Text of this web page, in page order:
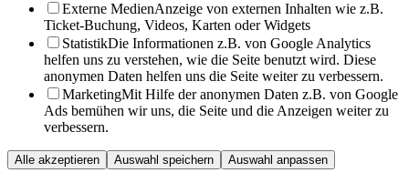
Externe MedienAnzeige von externen Inhalten wie z.B.
Ticket-Buchung, Videos, Karten oder Widgets
StatistikDie Informationen z.B. von Google Analytics
helfen uns zu verstehen, wie die Seite benutzt wird. Diese
anonymen Daten helfen uns die Seite weiter zu verbessern.
MarketingMit Hilfe der anonymen Daten z.B. von Google
Ads bemühen wir uns, die Seite und die Anzeigen weiter zu
verbessern.
Alle akzeptieren Auswahl speichern Auswahl anpassen